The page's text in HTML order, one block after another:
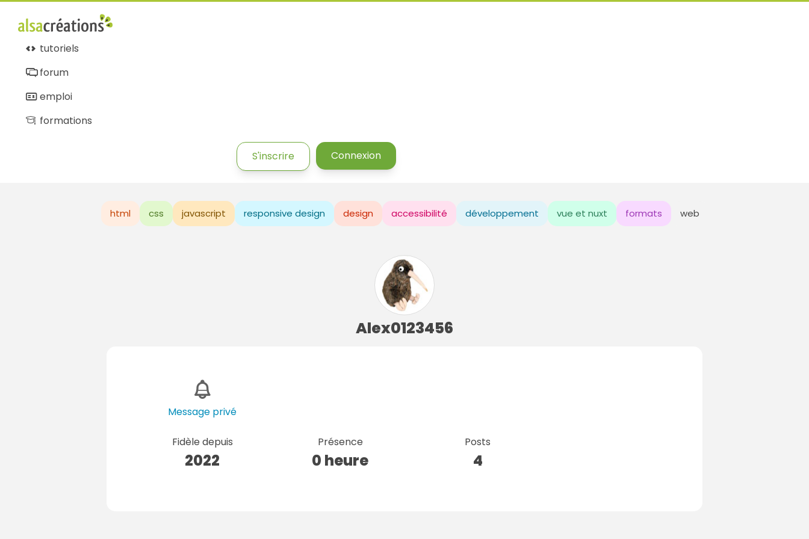
tutoriels
forum
emploi
formations
S'inscrire Connexion
html css javascript responsive design design accessibilité développement vue et nuxt formats web
Alex0123456
Message privé
Fidèle depuis
2022
Présence
0 heure
Posts
4